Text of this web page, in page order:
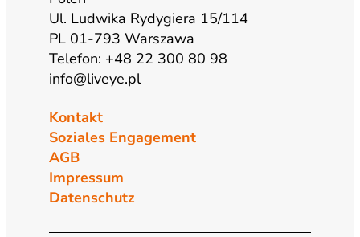
Ul. Ludwika Rydygiera 15/114
PL 01-793 Warszawa
Telefon: +48 22 300 80 98
info@liveye.pl
Kontakt
Soziales Engagement
AGB
Impressum
Datenschutz